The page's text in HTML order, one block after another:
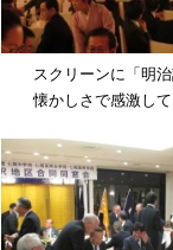
スクリーンに「明治
懐かしさで感激して